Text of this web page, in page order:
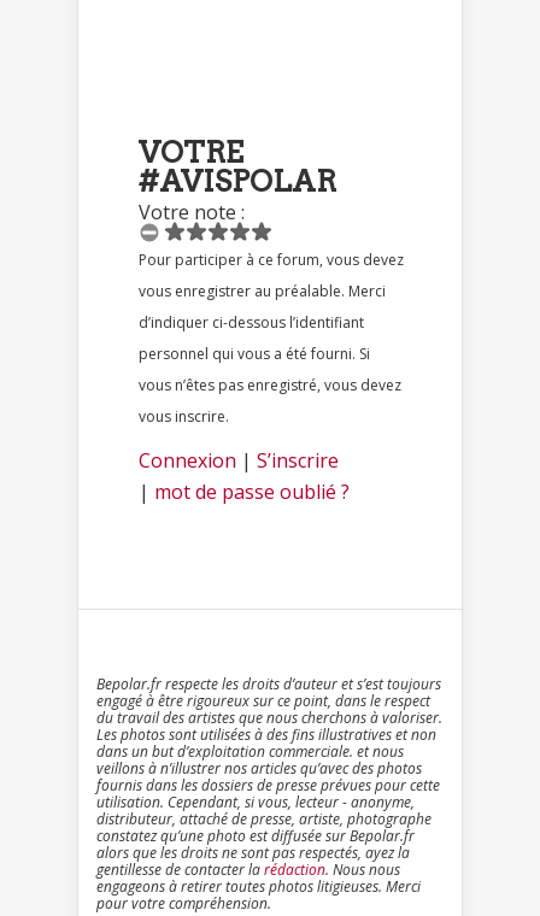
VOTRE
#AVISPOLAR
Votre note :
Pour participer à ce forum, vous devez
vous enregistrer au préalable. Merci
d’indiquer ci-dessous l’identifiant
personnel qui vous a été fourni. Si
vous n’êtes pas enregistré, vous devez
vous inscrire.
Connexion | S’inscrire
| mot de passe oublié ?
Bepolar.fr respecte les droits d’auteur et s’est toujours
engagé à être rigoureux sur ce point, dans le respect
du travail des artistes que nous cherchons à valoriser.
Les photos sont utilisées à des fins illustratives et non
dans un but d’exploitation commerciale. et nous
veillons à n’illustrer nos articles qu’avec des photos
fournis dans les dossiers de presse prévues pour cette
utilisation. Cependant, si vous, lecteur - anonyme,
distributeur, attaché de presse, artiste, photographe
constatez qu’une photo est diffusée sur Bepolar.fr
alors que les droits ne sont pas respectés, ayez la
gentillesse de contacter larédaction. Nous nous
engageons à retirer toutes photos litigieuses. Merci
pour votre compréhension.